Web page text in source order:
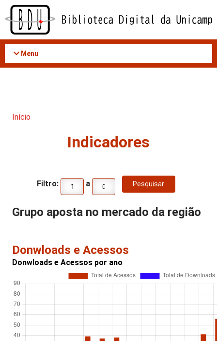
Acessar
conteúdo
Menu
Início
Indicadores
Filtro: a
Grupo aposta no mercado da região
Donwloads e Acessos
Donwloads e Acessos por ano